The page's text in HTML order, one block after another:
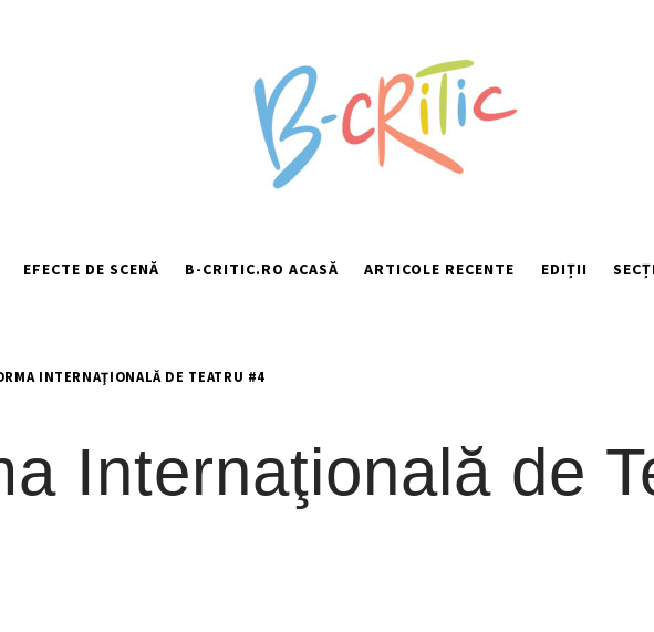
EFECTE DE SCENĂ B-CRITIC.RO ACASĂ ARTICOLE RECENTE EDIȚII
INTERNAŢIONALĂ DE TEATRU #4
Internaţională de